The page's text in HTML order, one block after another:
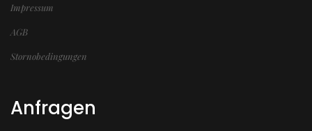
Impressum
AGB
Stornobedingungen
Anfragen